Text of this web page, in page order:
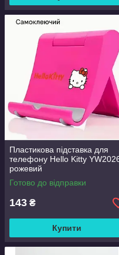
Пластикова підставка для
телефону Hello Kitty
рожевий
Готово до відправки
143 ₴
Купити